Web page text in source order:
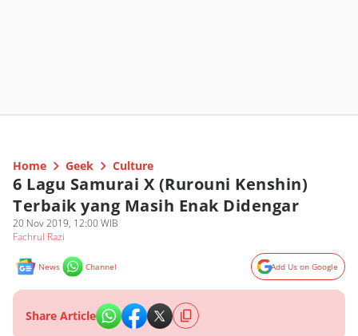
Home Geek Culture
6 Lagu Samurai X (Rurouni Kenshin)
Terbaik yang Masih Enak Didengar
20 Nov 2019, 12:00 WIB
Fachrul Razi
News Channel Add Us on Google
Share Article